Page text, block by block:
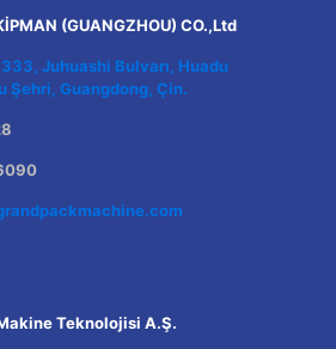
(GUANGZHOU) CO.,Ltd
Juhuashi Bulvarı, Huadu
Şehri, Guangdong, Çin.
Teknolojisi A.Ş.